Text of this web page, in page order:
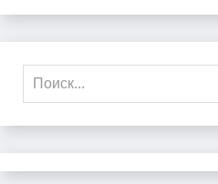
Поиск